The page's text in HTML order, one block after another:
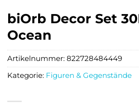
biOrb Decor Set
Ocean
Artikelnummer: 822728484449
Kategorie: Figuren & Gegenstände